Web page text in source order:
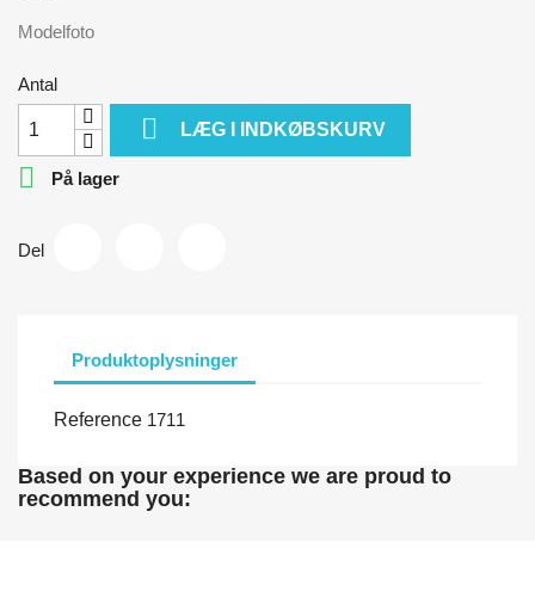
Modelfoto
Antal
 LÆG I INDKØBSKURV
 På lager
Del
Produktoplysninger
Reference 1711
Based on your experience we are proud to
recommend you: